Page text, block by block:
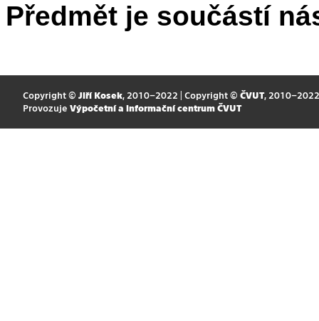
Předmět je součástí
Copyright © Jiří Kosek, 2010–2022 | Copyright © ČVUT, 2010–2022
Provozuje Výpočetní a informační centrum ČVUT